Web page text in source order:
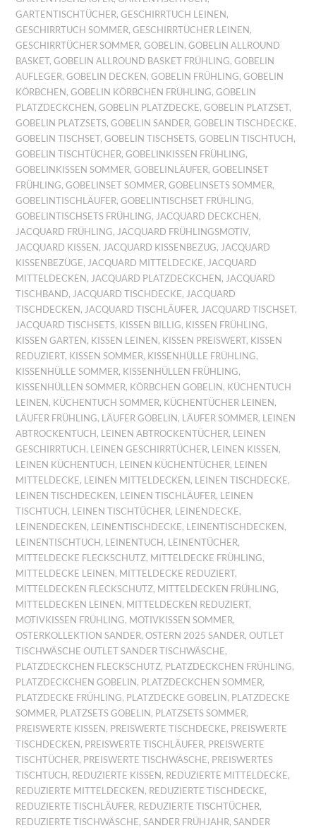
GARTENTISCHTÜCHER,GESCHIRRTUCH LEINEN ,
GESCHIRRTUCH SOMMER,GESCHIRRTÜCHER LEINEN ,
GESCHIRRTÜCHER SOMMER,GOBELIN ,GOBELIN ALLROUND
BASKET,GOBELIN ALLROUND BASKET FRÜHLING,GOBELIN
AUFLEGER,GOBELIN DECKEN ,GOBELIN FRÜHLING,GOBELIN
KÖRBCHEN ,GOBELIN KÖRBCHEN FRÜHLING,GOBELIN
PLATZDECKCHEN ,GOBELIN PLATZDECKE,GOBELIN PLATZSET,
GOBELIN PLATZSETS,GOBELIN SANDER,GOBELIN TISCHDECKE,
GOBELIN TISCHSET,GOBELIN TISCHSETS,GOBELIN TISCHTUCH ,
GOBELIN TISCHTÜCHER,GOBELINKISSEN FRÜHLING,
GOBELINKISSEN SOMMER,GOBELINLÄUFER,GOBELINSET
FRÜHLING,GOBELINSET SOMMER,GOBELINSETS SOMMER,
GOBELINTISCHLÄUFER,GOBELINTISCHSET FRÜHLING,
GOBELINTISCHSETS FRÜHLING, JACQUARD DECKCHEN ,
JACQUARD FRÜHLING, JACQUARD FRÜHLINGSMOTIV,
JACQUARD KISSEN , JACQUARD KISSENBEZUG, JACQUARD
KISSENBEZÜGE, JACQUARD MITTELDECKE, JACQUARD
MITTELDECKEN , JACQUARD PLATZDECKCHEN , JACQUARD
TISCHBAND, JACQUARD TISCHDECKE, JACQUARD
TISCHDECKEN , JACQUARD TISCHLÄUFER, JACQUARD TISCHSET,
JACQUARD TISCHSETS, KISSEN BILLIG, KISSEN FRÜHLING,
KISSEN GARTEN , KISSEN LEINEN , KISSEN PREISWERT, KISSEN
REDUZIERT, KISSEN SOMMER, KISSENHÜLLE FRÜHLING,
KISSENHÜLLE SOMMER, KISSENHÜLLEN FRÜHLING,
KISSENHÜLLEN SOMMER, KÖRBCHEN GOBELIN , KÜCHENTUCH
LEINEN , KÜCHENTUCH SOMMER, KÜCHENTÜCHER LEINEN ,
LÄUFER FRÜHLING, LÄUFER GOBELIN , LÄUFER SOMMER,
LEINEN
ABTROCKENTUCH , LEINEN ABTROCKENTÜCHER,
LEINEN
GESCHIRRTUCH , LEINEN GESCHIRRTÜCHER, LEINEN KISSEN ,
LEINEN KÜCHENTUCH , LEINEN KÜCHENTÜCHER,
LEINEN
MITTELDECKE, LEINEN MITTELDECKEN , LEINEN TISCHDECKE,
LEINEN TISCHDECKEN , LEINEN TISCHLÄUFER,
LEINEN
TISCHTUCH , LEINEN TISCHTÜCHER, LEINENDECKE,
LEINENDECKEN , LEINENTISCHDECKE, LEINENTISCHDECKEN ,
LEINENTISCHTUCH , LEINENTUCH , LEINENTÜCHER,
MITTELDECKE FLECKSCHUTZ, MITTELDECKE FRÜHLING,
MITTELDECKE LEINEN , MITTELDECKE REDUZIERT,
MITTELDECKEN FLECKSCHUTZ, MITTELDECKEN FRÜHLING,
MITTELDECKEN LEINEN , MITTELDECKEN REDUZIERT,
MOTIVKISSEN FRÜHLING, MOTIVKISSEN SOMMER,
OSTERKOLLEKTION SANDER,OSTERN 2025 SANDER,OUTLET
TISCHWÄSCHE OUTLET SANDER TISCHWÄSCHE,
PLATZDECKCHEN FLECKSCHUTZ, PLATZDECKCHEN FRÜHLING,
PLATZDECKCHEN GOBELIN , PLATZDECKCHEN SOMMER,
PLATZDECKE FRÜHLING, PLATZDECKE GOBELIN , PLATZDECKE
SOMMER, PLATZSETS GOBELIN , PLATZSETS SOMMER,
PREISWERTE KISSEN , PREISWERTE TISCHDECKE, PREISWERTE
TISCHDECKEN , PREISWERTE TISCHLÄUFER, PREISWERTE
TISCHTÜCHER, PREISWERTE TISCHWÄSCHE, PREISWERTES
TISCHTUCH , REDUZIERTE KISSEN , REDUZIERTE MITTELDECKE,
REDUZIERTE MITTELDECKEN , REDUZIERTE TISCHDECKE,
REDUZIERTE TISCHLÄUFER, REDUZIERTE TISCHTÜCHER,
REDUZIERTE TISCHWÄSCHE,SANDER FRÜHJAHR,SANDER